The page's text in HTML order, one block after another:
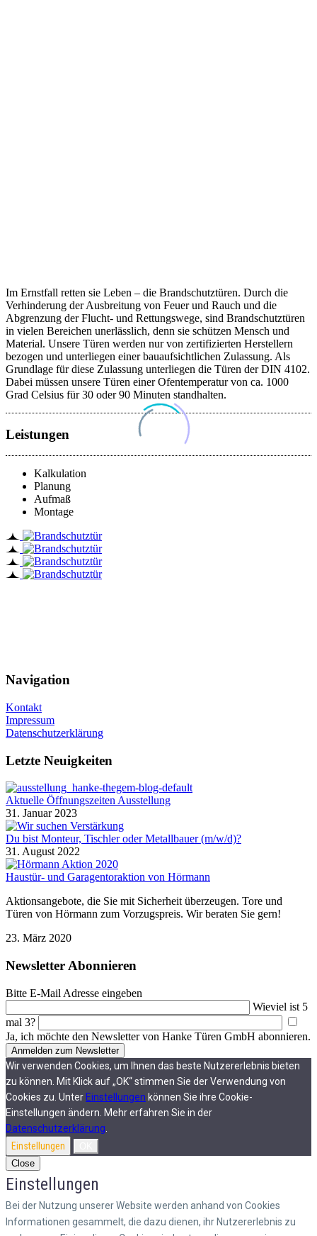
Im Ernstfall retten sie Leben – die Brandschutztüren. Durch die
Verhinderung der Ausbreitung von Feuer und Rauch und die
Abgrenzung der Flucht- und Rettungswege, sind Brandschutztüren
in vielen Bereichen unerlässlich, denn sie schützen Mensch und
Material. Unsere Türen werden nur von zertifizierten Herstellern
bezogen und unterliegen einer bauaufsichtlichen Zulassung. Als
Grundlage für diese Zulassung unterliegen die Türen der DIN 4102.
Dabei müssen unsere Türen einer Ofentemperatur von ca. 1000
Grad Celsius für 30 oder 90 Minuten standhalten.
Leistungen
Kalkulation
Planung
Aufmaß
Montage
Navigation
Kontakt
Impressum
Datenschutzerklärung
Letzte Neuigkeiten
Aktuelle Öffnungszeiten Ausstellung
31. Januar 2023
Du bist Monteur, Tischler oder Metallbauer (m/w/d)?
31. August 2022
Haustür- und Garagentoraktion von Hörmann
Aktionsangebote, die Sie mit Sicherheit überzeugen. Tore und
Türen von Hörmann zum Vorzugspreis. Wir beraten Sie gern!
23. März 2020
Newsletter Abonnieren
Bitte E-Mail Adresse eingeben
Wieviel ist 5
mal 3?
Ja, ich möchte den Newsletter von Hanke Türen GmbH abonnieren.
Wir verwenden Cookies, um Ihnen das beste Nutzererlebnis bieten
zu können. Mit Klick auf „OK“ stimmen Sie der Verwendung von
Cookies zu. Unter Einstellungen können Sie ihre Cookie-
Einstellungen ändern. Mehr erfahren Sie in der
Datenschutzerklärung
Einstellungen
Close
Einstellungen
Bei der Nutzung unserer Website werden anhand von Cookies
Informationen gesammelt, die dazu dienen, ihr Nutzererlebnis zu